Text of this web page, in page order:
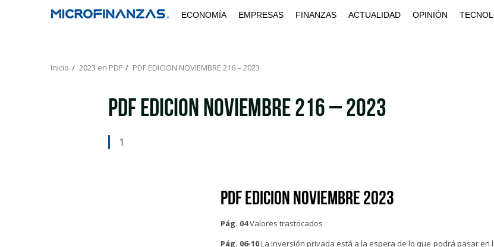
ECONOMÍA EMPRESAS FINANZAS ACTUALIDAD OPINIÓN
Inicio 2023 en PDF PDF EDICION NOVIEMBRE 216 – 2023
PDF EDICION NOVIEMBRE 216 – 2023
1
PDF EDICION NOVIEMBRE 2023
Pág. 04Valores trastocados
Pág. 06-10La inversión privada está a la espera de lo que podrá pasar en